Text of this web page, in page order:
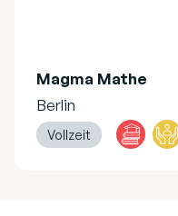
Magma Mathe
Berlin
Vollzeit